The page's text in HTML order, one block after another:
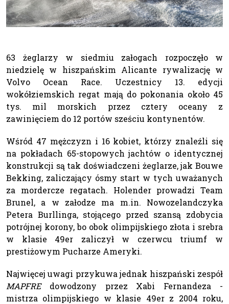
63 żeglarzy w siedmiu załogach rozpoczęło w
niedzielę w hiszpańskim Alicante rywalizację w
Volvo Ocean Race. Uczestnicy 13. edycji
wokółziemskich regat mają do pokonania około 45
tys. mil morskich przez cztery oceany z
zawinięciem do 12 portów sześciu kontynentów.
Wśród 47 mężczyzn i 16 kobiet, którzy znaleźli się
na pokładach 65-stopowych jachtów o identycznej
konstrukcji są tak doświadczeni żeglarze, jak Bouwe
Bekking, zaliczający ósmy start w tych uważanych
za mordercze regatach. Holender prowadzi Team
Brunel, a w załodze ma m.in. Nowozelandczyka
Petera Burllinga, stojącego przed szansą zdobycia
potrójnej korony, bo obok olimpijskiego złota i srebra
w klasie 49er zaliczył w czerwcu triumf w
prestiżowym Pucharze Ameryki.
Najwięcej uwagi przykuwa jednak hiszpański zespół
MAPFREdowodzony przez Xabi Fernandeza -
mistrza olimpijskiego w klasie 49er z 2004 roku,